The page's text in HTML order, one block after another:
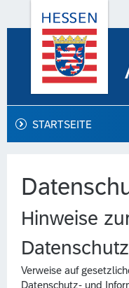
STARTSEITE
Hinweise
Verweise auf
Datenschutz- und